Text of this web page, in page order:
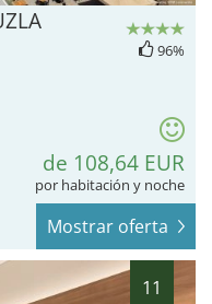
96%
de 108,64 EUR
por habitación y noche
Mostrar oferta
11